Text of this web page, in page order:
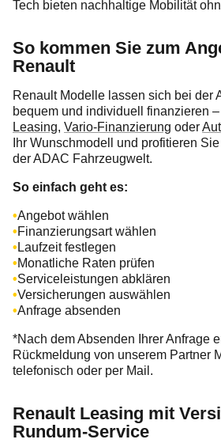
Tech bieten nachhaltige Mobilität
So kommen Sie zum
Renault
Renault Modelle lassen sich bei der
bequem und individuell finanzieren
Leasing, Vario-Finanzierung oder
Ihr Wunschmodell und profitieren
der ADAC Fahrzeugwelt.
So einfach geht es:
Angebot wählen
Finanzierungsart wählen
Laufzeit festlegen
Monatliche Raten prüfen
Serviceleistungen abklären
Versicherungen auswählen
Anfrage absenden
*Nach dem Absenden Ihrer Anfrage
Rückmeldung von unserem Partner
telefonisch oder per Mail.
Renault Leasing mit
Rundum-Service